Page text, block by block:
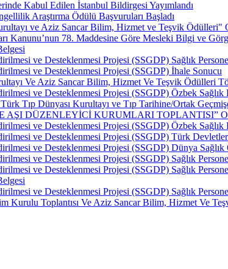
Kabul Edilen İstanbul Bildirgesi Yayımlandı
Araştırma Ödülü Başvuruları Başladı
ve Aziz Sancar Bilim, Hizmet ve Teşvik
Kanunu’nun 78. Maddesine Göre Mesleki Bilgi ve
ve Desteklenmesi Projesi (SSGDP) Sağlık
ve Desteklenmesi Projesi (SSGDP) İhale Sonucu
Ve Aziz Sancar Bilim, Hizmet Ve Teşvik Ödülleri
ve Desteklenmesi Projesi (SSGDP) Özbek
Tıp Dünyası Kurultayı ve Tıp Tarihine/Ortak
AŞI DÜZENLEYİCİ KURUMLARI
ve Desteklenmesi Projesi (SSGDP) Özbek
ve Desteklenmesi Projesi (SSGDP) Türk
ve Desteklenmesi Projesi (SSGDP) Dünya
ve Desteklenmesi Projesi (SSGDP) Sağlık
ve Desteklenmesi Projesi (SSGDP) Sağlık
ve Desteklenmesi Projesi (SSGDP) Sağlık
Kurulu Toplantısı Ve Aziz Sancar Bilim, Hizmet Ve